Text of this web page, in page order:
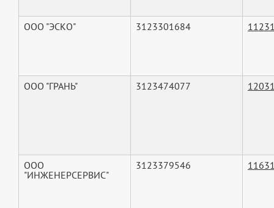
ООО "ЭСКО" 3123301684
ООО "ГРАНЬ" 3123474077
ООО
"ИНЖЕНЕРСЕРВИС"
3123379546